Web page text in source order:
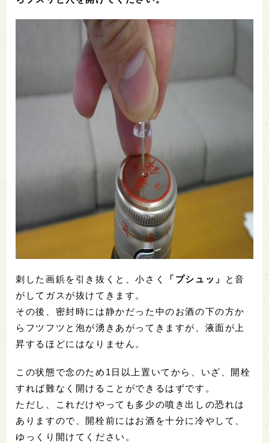
刺した画鋲を引き抜くと、小さく 「プシュッ」
と音
がしてガスが抜けてきます。
その後、密封時には静かだった中のお酒の下の方か
らフツフツと泡が湧きあがってきますが、液面が上
昇するほどにはなりません。
この状態で念のため1日以上置いてから、いざ、開栓
すれば難なく開けることができるはずです。
ただし、これだけやっても多少の噴き出しの恐れは
ありますので、開栓前にはお酒を十分に冷やして、
ゆっくり開けてください。